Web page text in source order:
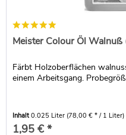
Meister Colour Öl
Färbt Holzoberflächen
einem Arbeitsgang.
Inhalt0.025 Liter (78,00 € * / 1 Liter)
1,95 € *